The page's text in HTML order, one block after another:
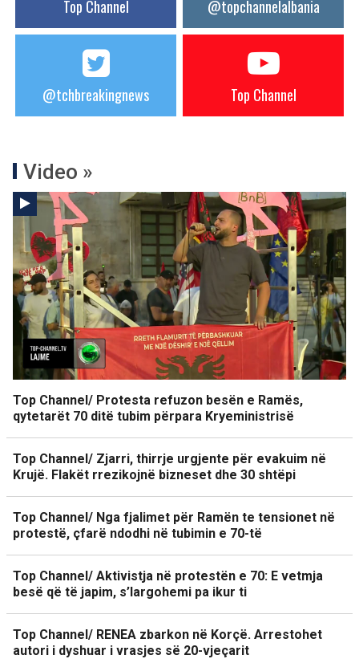
Top Channel @topchannelalbania
@tchbreakingnews Top Channel
Video »
Top Channel/ Protesta refuzon besën e Ramës,
qytetarët 70 ditë tubim përpara Kryeministrisë
Top Channel/ Zjarri, thirrje urgjente për evakuim në
Krujë. Flakët rrezikojnë bizneset dhe 30 shtëpi
Top Channel/ Nga fjalimet për Ramën te tensionet në
protestë, çfarë ndodhi në tubimin e 70-të
Top Channel/ Aktivistja në protestën e 70: E vetmja
besë që të japim, s’largohemi pa ikur ti
Top Channel/ RENEA zbarkon në Korçë. Arrestohet
autori i dyshuar i vrasjes së 20-vjeçarit